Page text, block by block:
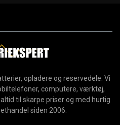
opladere og reservedele. Vi
computere, værktøj,
til skarpe priser og med hurtig
siden 2006.